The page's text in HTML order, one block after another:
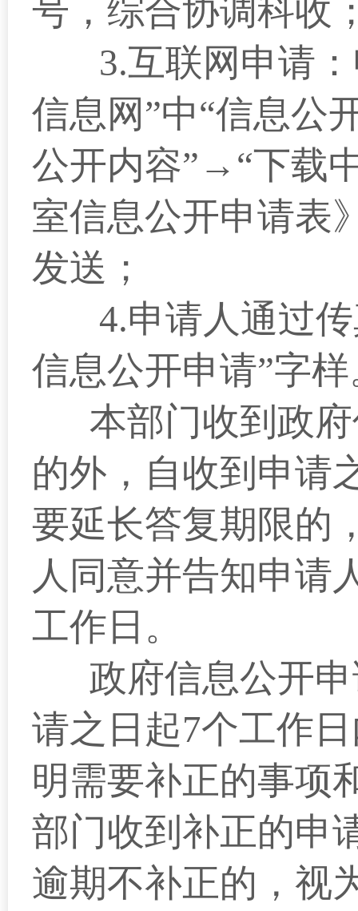
号，综合协调科收
3.互联网申请
信息网”中“信息公
公开内容” → “下载
室信息公开申请表
发送；
4.申请人通过
信息公开申请”字
本部门收到政
的外，自收到申请
要延长答复期限的
人同意并告知申请
工作日。
政府信息公开
请之日起7个工作
明需要补正的事项
部门收到补正的申
逾期不补正的，视